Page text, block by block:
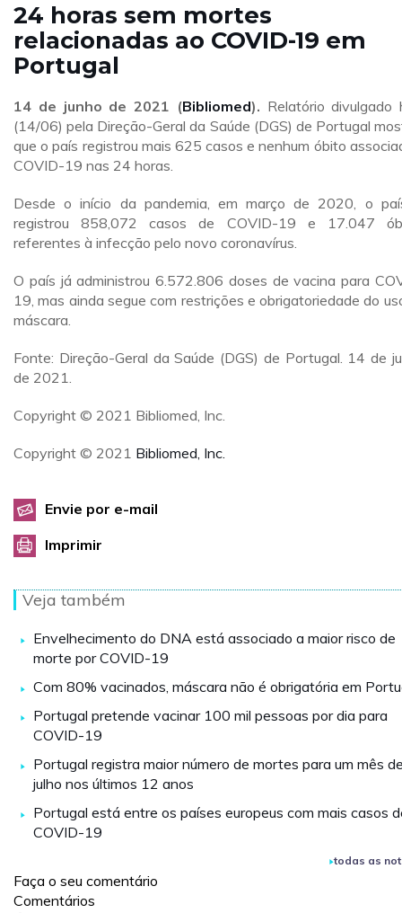
24 horas sem mortes
relacionadas ao COVID-19 em
Portugal
14 de junho de 2021 (Bibliomed). Relatório divulgado
(14/06) pela Direção-Geral da Saúde (DGS) de Portugal
que o país registrou mais 625 casos e nenhum óbito
COVID-19 nas 24 horas.
Desde o início da pandemia, em março de 2020, o
registrou 858,072 casos de COVID-19 e 17.047
referentes à infecção pelo novo coronavírus.
O país já administrou 6.572.806 doses de vacina para
19, mas ainda segue com restrições e obrigatoriedade do
máscara.
Fonte: Direção-Geral da Saúde (DGS) de Portugal. 14 de
de 2021.
Copyright © 2021 Bibliomed, Inc.
Copyright © 2021 Bibliomed, Inc.
Envie por e-mail
Imprimir
Veja também
Envelhecimento do DNA está associado a maior risco de
morte por COVID-19
Com 80% vacinados, máscara não é obrigatória em
Portugal pretende vacinar 100 mil pessoas por dia para
COVID-19
Portugal registra maior número de mortes para um mês
julho nos últimos 12 anos
Portugal está entre os países europeus com mais casos
COVID-19
todas as
Faça o seu comentário
Comentários